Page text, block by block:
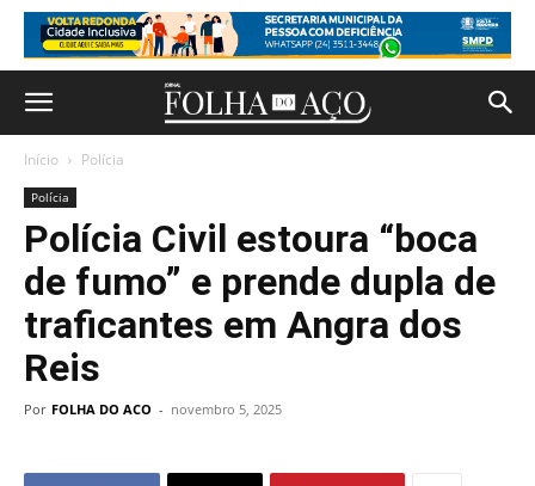
Início Polícia
Polícia
Polícia Civil estoura “boca
de fumo” e prende dupla de
traficantes em Angra dos
Reis
Por FOLHA DO ACO - novembro 5, 2025